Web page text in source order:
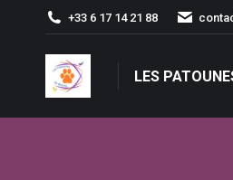
+33 6 17 14 21 88
LES